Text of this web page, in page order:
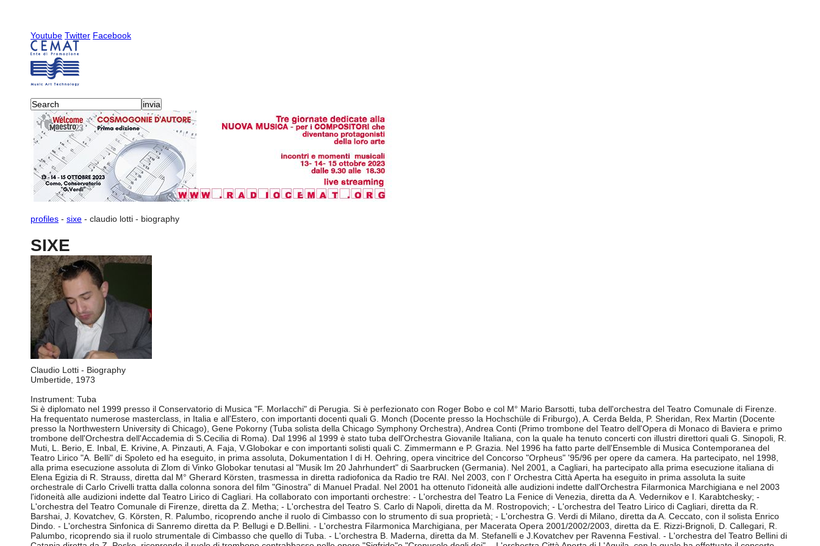
Youtube Twitter Facebook
profiles - sixe - claudio lotti - biography
SIXE
Claudio Lotti - Biography
Umbertide, 1973
Instrument: Tuba
Si è diplomato nel 1999 presso il Conservatorio di Musica "F. Morlacchi" di Perugia. Si è perfezionato con Roger Bobo e col M° Mario Barsotti, tuba dell'orchestra del Teatro Comunale di Firenze.
Ha frequentato numerose masterclass, in Italia e all'Estero, con importanti docenti quali G. Monch (Docente presso la Hochschüle di Friburgo), A. Cerda Belda, P. Sheridan, Rex Martin (Docente
presso la Northwestern University di Chicago), Gene Pokorny (Tuba solista della Chicago Symphony Orchestra), Andrea Conti (Primo trombone del Teatro dell'Opera di Monaco di Baviera e primo
trombone dell'Orchestra dell'Accademia di S.Cecilia di Roma). Dal 1996 al 1999 è stato tuba dell'Orchestra Giovanile Italiana, con la quale ha tenuto concerti con illustri direttori quali G. Sinopoli, R.
Muti, L. Berio, E. Inbal, E. Krivine, A. Pinzauti, A. Faja, V.Globokar e con importanti solisti quali C. Zimmermann e P. Grazia. Nel 1996 ha fatto parte dell'Ensemble di Musica Contemporanea del
Teatro Lirico "A. Belli" di Spoleto ed ha eseguito, in prima assoluta, Dokumentation I di H. Oehring, opera vincitrice del Concorso "Orpheus" '95/96 per opere da camera. Ha partecipato, nel 1998,
alla prima esecuzione assoluta di Zlom di Vinko Globokar tenutasi al "Musik Im 20 Jahrhundert" di Saarbrucken (Germania). Nel 2001, a Cagliari, ha partecipato alla prima esecuzione italiana di
Elena Egizia di R. Strauss, diretta dal M° Gherard Körsten, trasmessa in diretta radiofonica da Radio tre RAI. Nel 2003, con l' Orchestra Città Aperta ha eseguito in prima assoluta la suite
orchestrale di Carlo Crivelli tratta dalla colonna sonora del film "Ginostra" di Manuel Pradal. Nel 2001 ha ottenuto l'idoneità alle audizioni indette dall'Orchestra Filarmonica Marchigiana e nel 2003
l'idoneità alle audizioni indette dal Teatro Lirico di Cagliari. Ha collaborato con importanti orchestre: - L'orchestra del Teatro La Fenice di Venezia, diretta da A. Vedernikov e I. Karabtchesky; -
L'orchestra del Teatro Comunale di Firenze, diretta da Z. Metha; - L'orchestra del Teatro S. Carlo di Napoli, diretta da M. Rostropovich; - L'orchestra del Teatro Lirico di Cagliari, diretta da R.
Barshai, J. Kovatchev, G. Körsten, R. Palumbo, ricoprendo anche il ruolo di Cimbasso con lo strumento di sua proprietà; - L'orchestra G. Verdi di Milano, diretta da A. Ceccato, con il solista Enrico
Dindo. - L'orchestra Sinfonica di Sanremo diretta da P. Bellugi e D.Bellini. - L'orchestra Filarmonica Marchigiana, per Macerata Opera 2001/2002/2003, diretta da E. Rizzi-Brignoli, D. Callegari, R.
Palumbo, ricoprendo sia il ruolo strumentale di Cimbasso che quello di Tuba. - L'orchestra B. Maderna, diretta da M. Stefanelli e J.Kovatchev per Ravenna Festival. - L'orchestra del Teatro Bellini di